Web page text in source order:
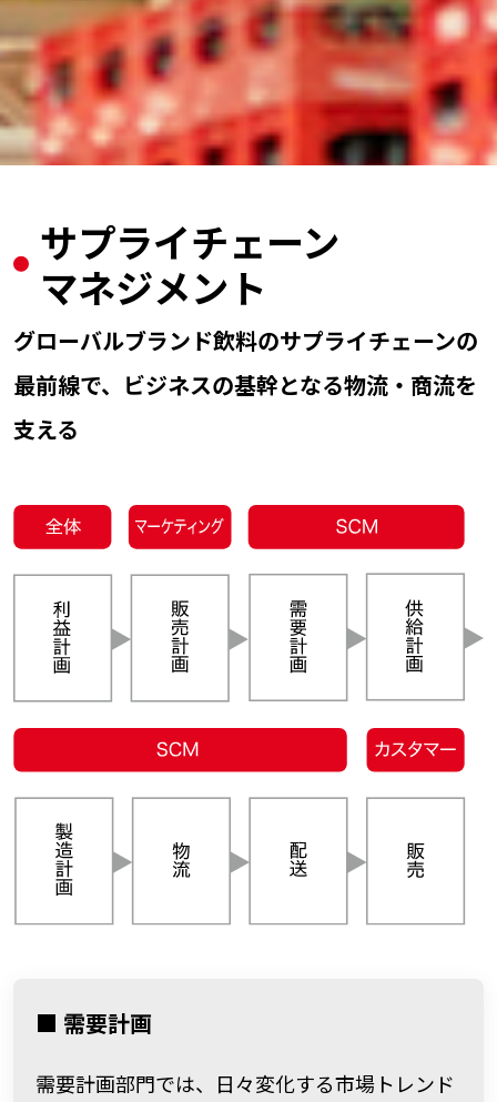
サプライチェーン
マネジメント
グローバルブランド飲料のサプライチェーンの
最前線で、 ビジネスの基幹となる物流・商流を
支える
■ 需要計画
需要計画部門では、日々変化する市場トレンド